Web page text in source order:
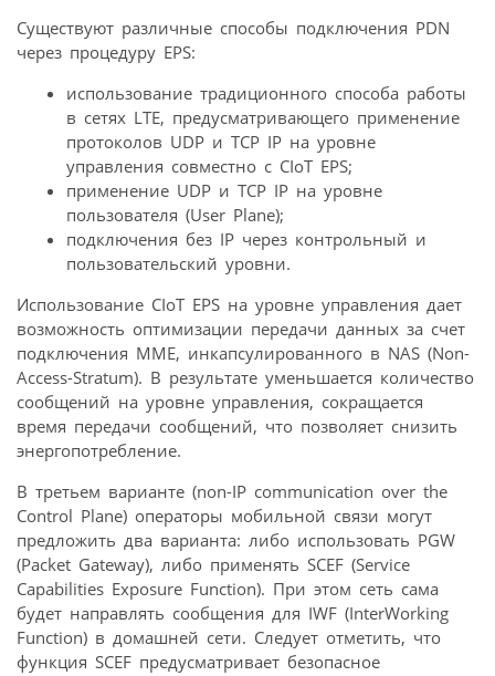
Существуют различные способы подключения PDN
через процедуру EPS:
использование традиционного способа работы
в сетях LTE, предусматривающего применение
протоколов UDP и TCP IP на уровне
управления совместно с CIoT EPS;
применение UDP и TCP IP на уровне
пользователя (User Plane);
подключения без IP через контрольный и
пользовательский уровни.
Использование CIoT EPS на уровне управления дает
возможность оптимизации передачи данных за счет
подключения MME, инкапсулированного в NAS (Non-
Access-Stratum). В результате уменьшается количество
сообщений на уровне управления, сокращается
время передачи сообщений, что позволяет снизить
энергопотребление.
В третьем варианте (non-IP communication over the
Control Plane) операторы мобильной связи могут
предложить два варианта: либо использовать PGW
(Packet Gateway), либо применять SCEF (Service
Capabilities Exposure Function). При этом сеть сама
будет направлять сообщения для IWF (InterWorking
Function) в домашней сети. Следует отметить, что
функция SCEF предусматривает безопасное